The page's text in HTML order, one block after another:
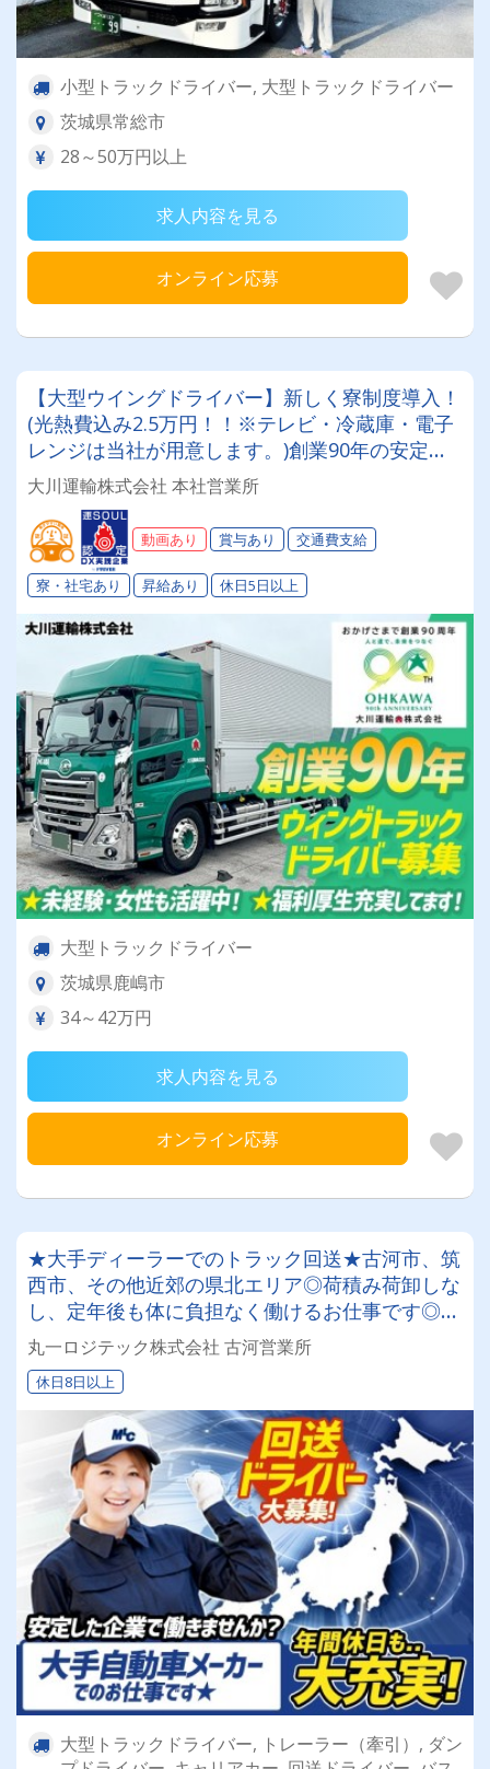
小型トラックドライバー, 大型トラックドライバー
茨城県常総市
28～50万円以上
求人内容を見る
オンライン応募
【大型ウイングドライバー】新しく寮制度導入！
(光熱費込み2.5万円！！※テレビ・冷蔵庫・電子
レンジは当社が用意します。)創業90年の安定企
業でメリハリをつけて働く✨性別問わず未経験も
大歓迎◎「Gマーク」「働きやすい職場認証制
度」取得済み★入社祝い金や表彰制度など福利厚
生も充実♪♪
大川運輸株式会社 本社営業所
動画あり 賞与あり 交通費支給
寮・社宅あり 昇給あり 休日5日以上
大型トラックドライバー
茨城県鹿嶋市
34～42万円
求人内容を見る
オンライン応募
★大手ディーラーでのトラック回送★古河市、筑
西市、その他近郊の県北エリア◎荷積み荷卸しな
し、定年後も体に負担なく働けるお仕事です◎日
勤業務で残業はほとんどありません！プライベー
ト充実♪
丸一ロジテック株式会社 古河営業所
休日8日以上
大型トラックドライバー, トレーラー（牽引）, ダン